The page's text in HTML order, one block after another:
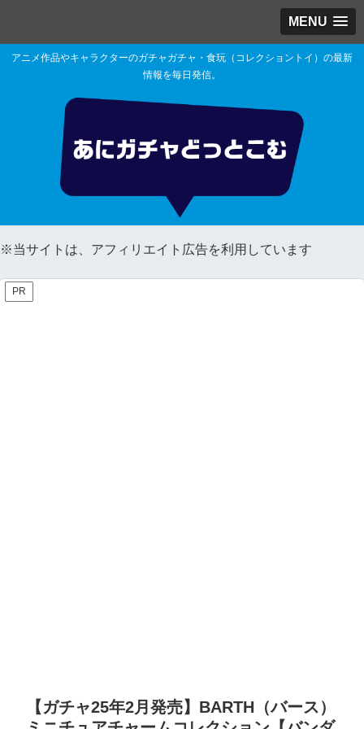
MENU
アニメ作品やキャラクターのガチャガチャ・食玩（コレクショントイ）の最新
情報を毎日発信。
※当サイトは、アフィリエイト広告を利用しています
PR
【ガチャ25年2月発売】BARTH（バース）